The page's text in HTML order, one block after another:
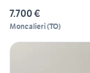
7.700 €
Moncalieri(TO)